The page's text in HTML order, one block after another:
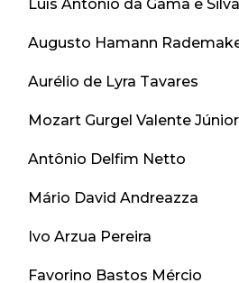
Luís Antônio da Gama e Silva
Augusto Hamann
Aurélio de Lyra Tavares
Mozart Gurgel Valente Júnior
Antônio Delfim Netto
Mário David Andreazza
Ivo Arzua Pereira
Favorino Bastos Mércio